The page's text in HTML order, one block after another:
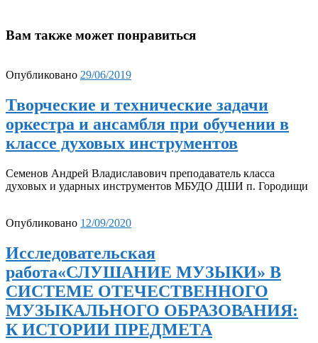
Вам также может понравиться
Опубликовано 29/06/2019
Творческие и технические задачи
оркестра и ансамбля при обучении в
классе духовых инструментов
Семенов Андрей Владиславович преподаватель класса
духовых и ударных инструментов МБУДО ДШИ п. Городищи
Опубликовано 12/09/2020
Исследовательская
работа«СЛУШАНИЕ МУЗЫКИ» В
СИСТЕМЕ ОТЕЧЕСТВЕННОГО
МУЗЫКАЛЬНОГО ОБРАЗОВАНИЯ:
К ИСТОРИИ ПРЕДМЕТА